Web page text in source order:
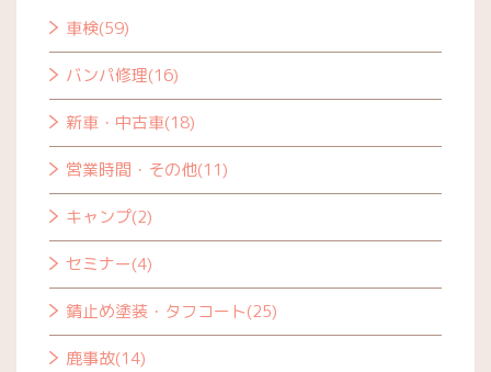
車検(59)
バンパ修理(16)
新車・中古車(18)
営業時間・その他(11)
キャンプ(2)
セミナー(4)
錆止め塗装・タフコート(25)
鹿事故(14)